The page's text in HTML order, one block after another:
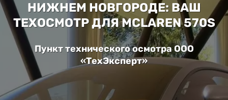
НИЖНЕМ НОВГОРОДЕ: ВАШ
ТЕХОСМОТР ДЛЯ MCLAREN 570S
Пункт технического осмотра ООО
«ТехЭксперт»